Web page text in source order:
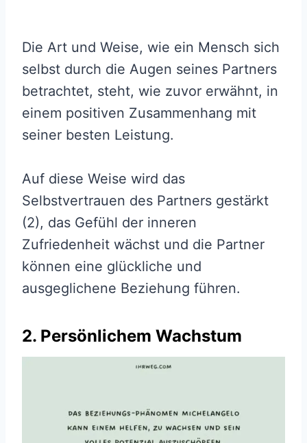
Die Art und Weise, wie ein Mensch sich
selbst durch die Augen seines Partners
betrachtet, steht, wie zuvor erwähnt, in
einem positiven Zusammenhang mit
seiner besten Leistung.
Auf diese Weise wird das
Selbstvertrauen des Partners gestärkt
(2), das Gefühl der inneren
Zufriedenheit wächst und die Partner
können eine glückliche und
ausgeglichene Beziehung führen.
2. Persönlichem Wachstum